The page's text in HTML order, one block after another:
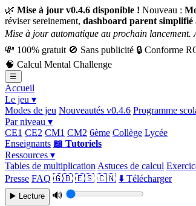
🌿 Mise à jour v0.4.6 disponible ! Nouveau :
réviser sereinement, dashboard parent simplifié
Mise à jour automatique au prochain lancement.
💸 100% gratuit 🚫 Sans publicité 🔒 Conforme
🧠 Calcul Mental Challenge
☰
Accueil
Le jeu ▾
Modes de jeu Nouveautés v0.4.6 Programme
Par niveau ▾
CE1 CE2 CM1 CM2 6ème Collège Lycée
Enseignants 📖 Tutoriels
Ressources ▾
Tables de multiplication Astuces de calcul
Presse FAQ 🇬🇧 🇪🇸 🇨🇳 ⬇️ Télécharger
▶️ Lecture
🔊